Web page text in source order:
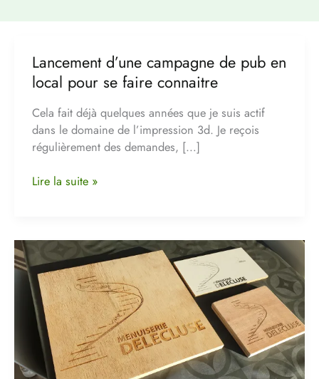
Lancement d’une campagne de pub en
local pour se faire connaitre
Cela fait déjà quelques années que je suis actif
dans le domaine de l’impression 3d. Je reçois
régulièrement des demandes, […]
Lancement
d’une
campagne
de
pub
en
pour
Lire la suite »
Illustration
du
service
de
Gravure
Laser
pour
les